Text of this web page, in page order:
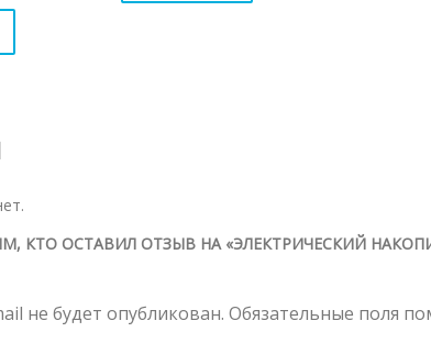
КТО ОСТАВИЛ ОТЗЫВ НА «ЭЛЕКТРИЧЕСКИЙ
не будет опубликован. Обязательные поля